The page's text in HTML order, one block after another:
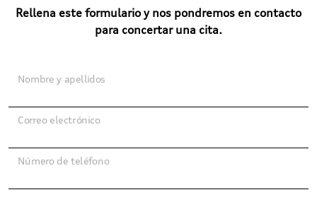
Rellena este formulario y nos pondremos en contacto
para concertar una cita.
Nombre y apellidos
Correo electrónico
Número de teléfono